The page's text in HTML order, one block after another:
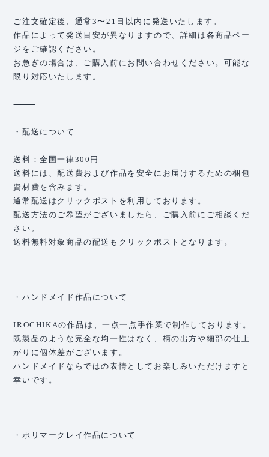
ご注文確定後、通常3〜21日以内に発送いたします。
作品によって発送目安が異なりますので、詳細は各商品ペー
ジをご確認ください。
お急ぎの場合は、ご購入前にお問い合わせください。可能な
限り対応いたします。
⸻
・配送について
送料：全国一律300円
送料には、配送費および作品を安全にお届けするための梱包
資材費を含みます。
通常配送はクリックポストを利用しております。
配送方法のご希望がございましたら、ご購入前にご相談くだ
さい。
送料無料対象商品の配送もクリックポストとなります。
⸻
・ハンドメイド作品について
IROCHIKAの作品は、一点一点手作業で制作しております。
既製品のような完全な均一性はなく、柄の出方や細部の仕上
がりに個体差がございます。
ハンドメイドならではの表情としてお楽しみいただけますと
幸いです。
⸻
・ポリマークレイ作品について